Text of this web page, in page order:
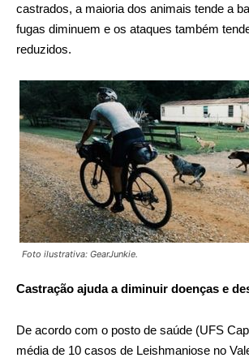
castrados, a maioria dos animais tende a
fugas diminuem e os ataques também
reduzidos.
Foto ilustrativa: GearJunkie.
Castração ajuda a diminuir doenças e
De acordo com o posto de saúde (UFS
média de 10 casos de Leishmaniose no